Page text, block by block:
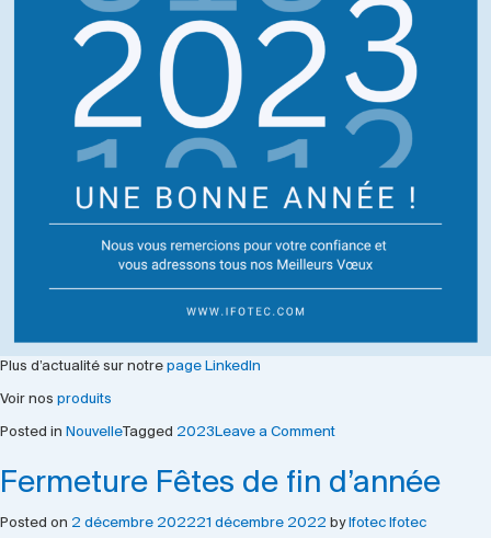
Plus d’actualité sur notre page LinkedIn
Voir nos produits
Posted in NouvelleTagged 2023Leave a Commenton
commencer
l’année
Fermeture Fêtes de fin d’année
Posted on 2 décembre 202221 décembre 2022 byIfotec Ifotec